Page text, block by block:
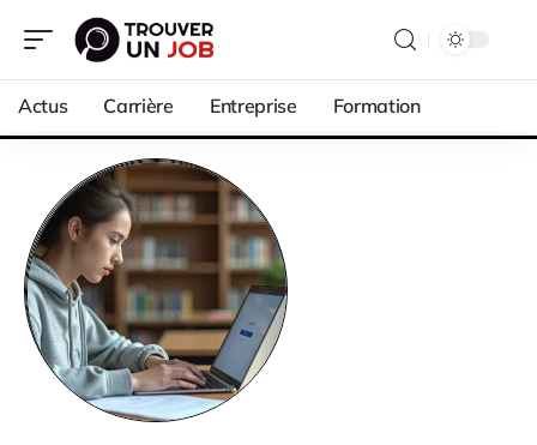
Actus Carrière Entreprise Formation